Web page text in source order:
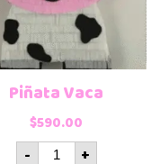
Piñata Vaca
$590.00
- +